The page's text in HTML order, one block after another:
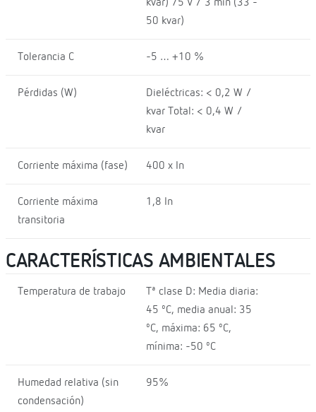
kvar) 75 V / 3 min (33 -
50 kvar)
Tolerancia C -5 … +10 %
Pérdidas (W)
Dieléctricas: < 0,2 W /
kvar Total: < 0,4 W /
kvar
Corriente máxima (fase) 400 x In
Corriente máxima
transitoria
1,8 In
CARACTERÍSTICAS AMBIENTALES
Temperatura de trabajo
Tª clase D: Media diaria:
45 ºC, media anual: 35
ºC, máxima: 65 ºC,
mínima: -50 ºC
Humedad relativa (sin
condensación)
95%